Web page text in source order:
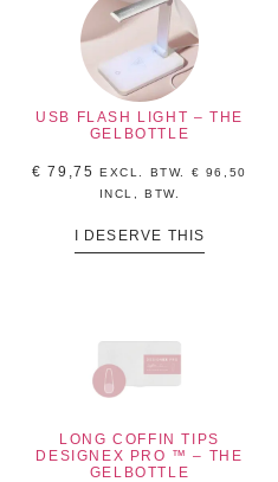
USB FLASH LIGHT – THE
GELBOTTLE
€ 79,75 EXCL. BTW. € 96,50
INCL, BTW.
I DESERVE THIS
LONG COFFIN TIPS
DESIGNEX PRO ™ – THE
GELBOTTLE